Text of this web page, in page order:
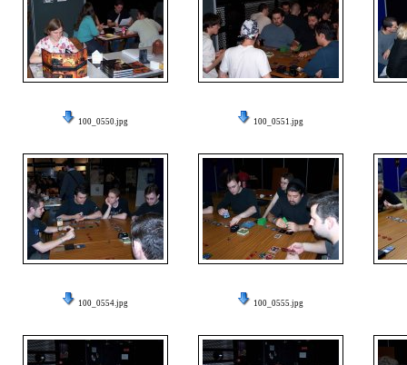
100_0550.jpg 100_0551.jpg
100_0554.jpg 100_0555.jpg